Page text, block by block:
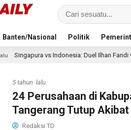
Banten/Nasional Politik
Duel Ilhan Fandi vs Mitchell Baker
5 tahun lalu
24 Perusahaan di
Tangerang Tutup
Redaksi TD